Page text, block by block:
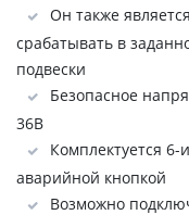
Он также
срабатывать в
подвески
Безопасное
36В
Комплектуется
аварийной кнопкой
Возможно